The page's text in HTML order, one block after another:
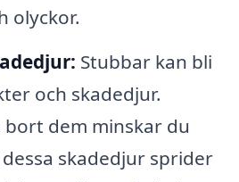
olyckor.
Stubbar kan bli
och skadedjur.
dem minskar du
skadedjur sprider